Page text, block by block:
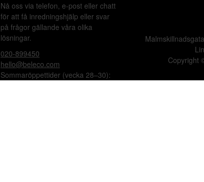
Nå oss via telefon, e-post eller chatt
för att få inredningshjälp eller svar
på frågor gällande våra olika
lösningar.
020-899450
hello@beleco.com
Sommaröppettider (vecka 28–30):
Copyright